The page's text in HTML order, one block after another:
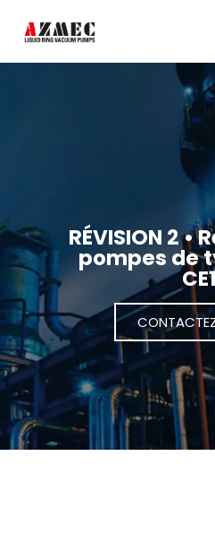
RÉVISION 2 •
pompes de